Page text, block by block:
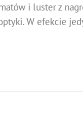
i luster z
W efekcie